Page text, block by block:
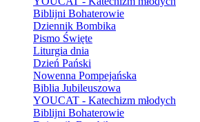
Biblijni Bohaterowie
Dziennik Bombika
Pismo Święte
Liturgia dnia
Dzień Pański
Nowenna Pompejańska
Biblia Jubileuszowa
YOUCAT - Katechizm młodych
Biblijni Bohaterowie